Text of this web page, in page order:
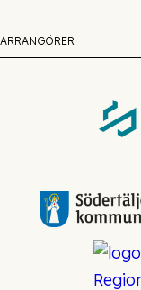
ARRANGÖRER